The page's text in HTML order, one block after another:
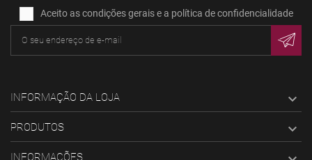
Aceito as condições gerais e a política de confidencialidade
INFORMAÇÃO DA LOJA 
PRODUTOS 
INFORMAÇÕES